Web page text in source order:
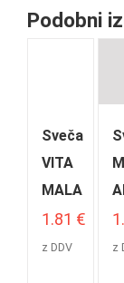
Podobni
Sveča
VITA
MALA
1.81 €
z DDV z